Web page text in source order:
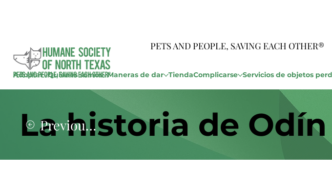
PETS AND PEOPLE, SAVING EACH OTHER®
Adoptar Quienes somos Maneras de dar TiendaComplicarse Servicios de objetos
La historia de Odín
Previous Story